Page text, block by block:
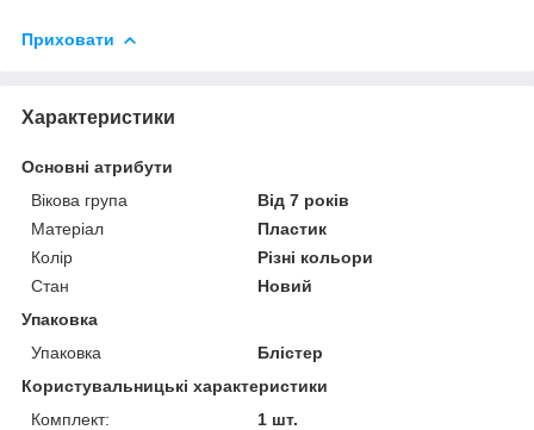
Приховати
Характеристики
Основні атрибути
Вікова група
Від 7 років
Матеріал
Пластик
Колір
Різні кольори
Стан
Новий
Упаковка
Упаковка
Блістер
Користувальницькі характеристики
Комплект:
1 шт.